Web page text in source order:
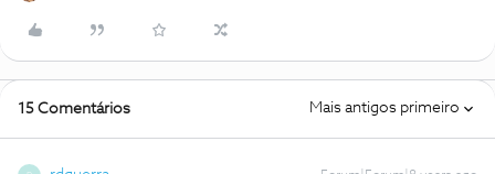
15 Comentários Mais antigos primeiro